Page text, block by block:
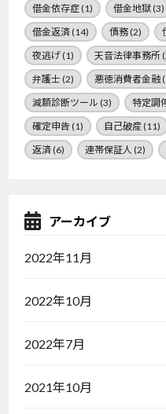
借金依存症(1) 借金地獄(3)
借金返済(14) 債務(2)
夜逃げ(1) 天音法律事務所
弁護士 (2) 悪徳消費者金融
減額診断ツール (3) 特定調
確定申告(1) 自己破産(11)
返済(6) 連帯保証人 (2)
アーカイブ
2022年11月
2022年10月
2022年7月
2021年10月